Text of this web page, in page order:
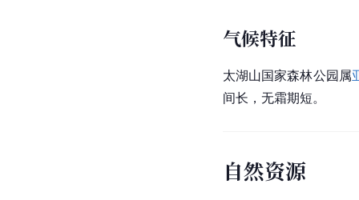
气候特征
太湖山国家森林公园属
间长，无霜期短。
自然资源